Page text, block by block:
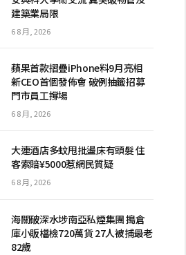
建築業局限
6 8 月, 2026
蘋果首款摺疊iPhone料9月亮相
新CEO首個發佈會 破例抽籤招募
門市員工撐場
6 8 月, 2026
大連酒店多蚊甩批盪床有頭髮 住
客索賠¥5000惹網民質疑
6 8 月, 2026
海關破深水埗南亞私煙集團 搗倉
庫小販檔檢720萬貨 27人被捕最老
82歲